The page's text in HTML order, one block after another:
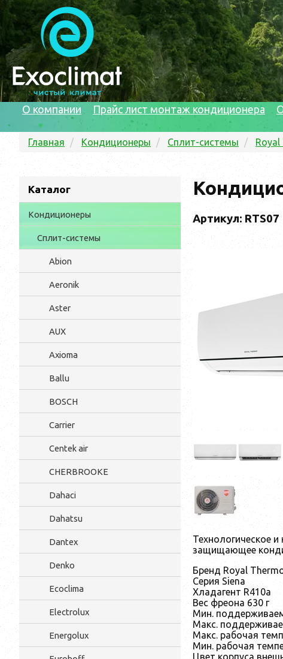
О компании Прайс лист монтаж кондиционера
Главная Кондиционеры Сплит-системы Royal
Каталог
Кондиционеры
Сплит-системы
Abion
Aeronik
Aster
AUX
Axioma
Ballu
BOSCH
Carrier
Centek air
CHERBROOKE
Dahaci
Dahatsu
Dantex
Denko
Ecoclima
Electrolux
Energolux
Артикул: RTS07
Технологическое
защищающее
Бренд Royal
Серия Siena
Хладагент R410a
Вес фреона 630 г
Мин.
Макс.
Макс. рабочая
Мин. рабочая
Цвет корпуса